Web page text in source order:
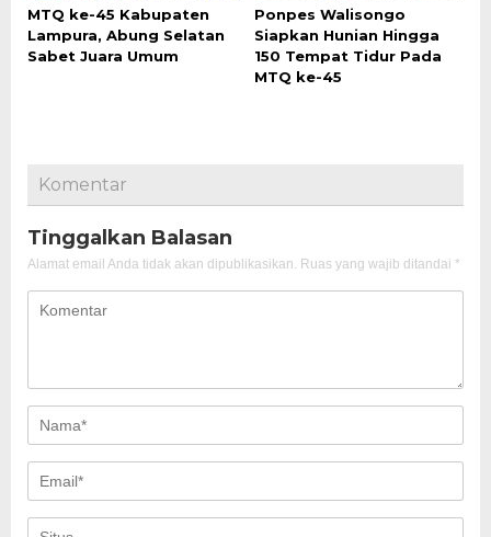
MTQ ke-45 Kabupaten
Lampura, Abung Selatan
Sabet Juara Umum
Ponpes Walisongo
Siapkan Hunian Hingga
150 Tempat Tidur Pada
MTQ ke-45
Komentar
Tinggalkan Balasan
Alamat email Anda tidak akan dipublikasikan. Ruas yang wajib ditandai *